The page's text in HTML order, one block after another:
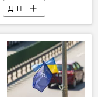
ДТП